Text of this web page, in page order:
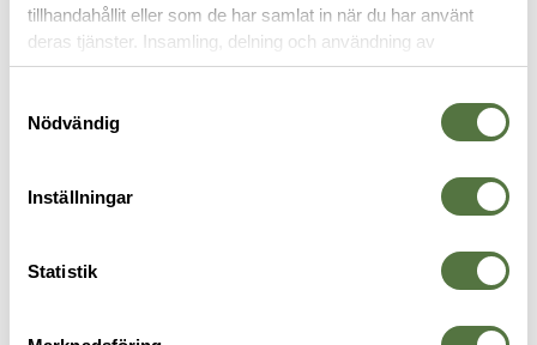
tillhandahållit eller som de har samlat in när du har använt
deras tjänster. Insamling, delning och användning av
personuppgifter kan användas för personalisering av
Nödvändig
Inställningar
Statistik
RECENSIONER